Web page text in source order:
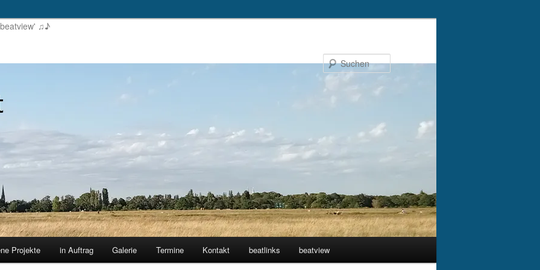
♫♪
Suchen
Projekte in Auftrag Galerie Termine Kontakt beatlinks beatview